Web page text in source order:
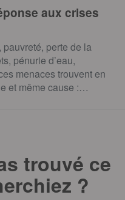
aux crises
perte de la
pénurie d’eau,
menaces trouvent en
et même cause :…
trouvé ce
?